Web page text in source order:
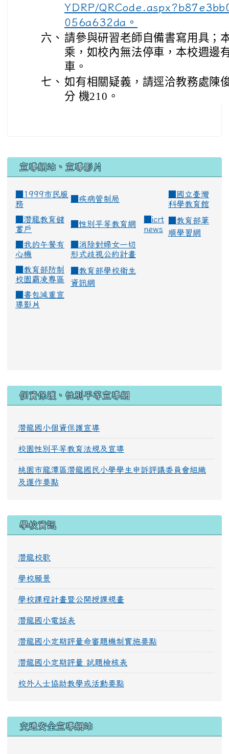
YDRP/
056a632da。
六、 請參與研習老師自備書寫用具；
乘，如校內無法停車，本校週邊
車。
七、 如有相關疑義，請逕洽教務處陳
分 機210。
宣導網站、宣導影片
■1999市民服
務
疾病管制局
國立臺灣
科學教育館
潛龍教育儲
蓄戶
性別平等教育網
icrt
news
教育部筆
順學習網
我的午餐有
心機
消除對婦女一切
形式歧視公約計畫
教育部防制
校園霸凌專區
教育部學校衛生
資訊網
書包減重宣
導影片
個資保護、性別平等宣導網
潛龍國小個資保護宣導
校園性別平等教育法規及宣導
桃園市龍潭區潛龍國民小學學生申訴評議委員會組織
及運作要點
學校資訊
潛龍校歌
學校願景
學校課程計畫暨公開授課規畫
潛龍國小電話表
潛龍國小定期評量命審題機制實施要點
潛龍國小定期評量 試題檢核表
校外人士協助教學或活動要點
交通安全宣導網站